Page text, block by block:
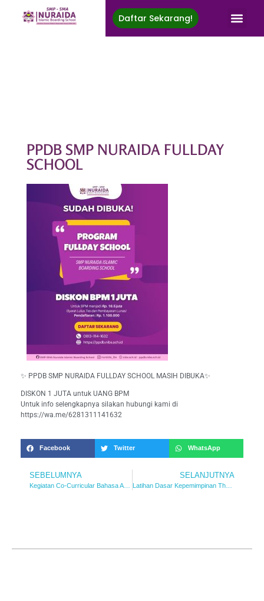
Daftar Sekarang!
PPDB SMP NURAIDA FULLDAY
SCHOOL
✨ PPDB SMP NURAIDA FULLDAY SCHOOL MASIH DIBUKA✨
DISKON 1 JUTA untuk UANG BPM
Untuk info selengkapnya silakan hubungi kami di
https://wa.me/6281311141632
Facebook Twitter WhatsApp
SEBELUMNYA SELANJUTNYA
Latihan Dasar Kepemimpinan Thalibaat (LDKT) – SMA Nuraida